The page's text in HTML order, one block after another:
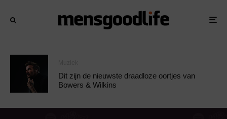
Dit zijn de nieuwste draadloze oortjes van
Bowers & Wilkins